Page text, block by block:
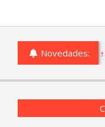
Novedades:
o comercios de Entre